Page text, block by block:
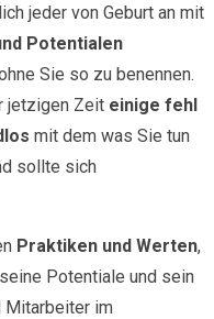
jeder von Geburt an mit
Potentialen
Sie so zu benennen.
jetzigen Zeit einige fehl
mit dem was Sie tun
sollte sich
Praktiken und Werten,
Potentiale und sein
Mitarbeiter im